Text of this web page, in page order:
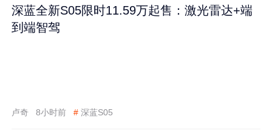
深蓝全新S05限时11.59万起售：激光雷达+端
到端智驾
卢奇 8小时前 # 深蓝S05